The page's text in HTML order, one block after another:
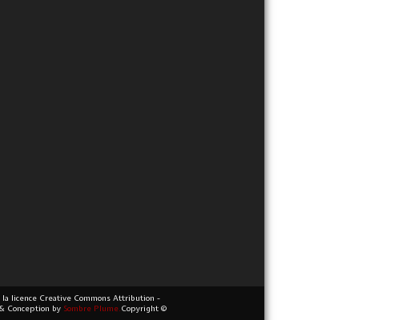
licence Creative Commons Attribution -
Conception by Sombre Plume.Copyright ©